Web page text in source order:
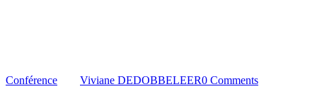
Conférence Viviane DEDOBBELEER0 Comments